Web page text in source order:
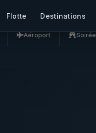
Flotte Destinations
Aéroport Soirée